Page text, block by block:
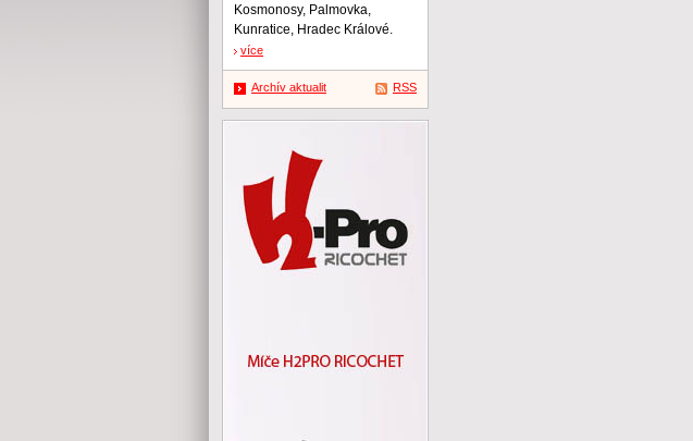
Kosmonosy, Palmovka,
Kunratice, Hradec Králové.
více
Archív aktualit RSS